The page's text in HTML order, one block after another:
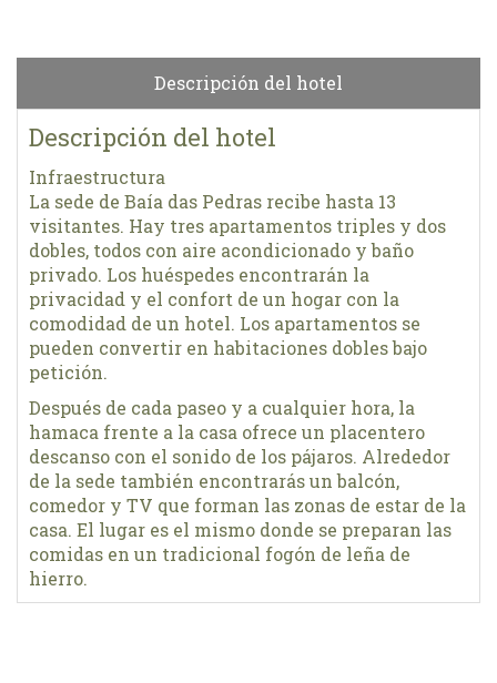
Descripción del hotel
Descripción del hotel
Infraestructura
La sede de Baía das Pedras recibe hasta 13
visitantes. Hay tres apartamentos triples y dos
dobles, todos con aire acondicionado y baño
privado. Los huéspedes encontrarán la
privacidad y el confort de un hogar con la
comodidad de un hotel. Los apartamentos se
pueden convertir en habitaciones dobles bajo
petición.
Después de cada paseo y a cualquier hora, la
hamaca frente a la casa ofrece un placentero
descanso con el sonido de los pájaros. Alrededor
de la sede también encontrarás un balcón,
comedor y TV que forman las zonas de estar de la
casa. El lugar es el mismo donde se preparan las
comidas en un tradicional fogón de leña de
hierro.